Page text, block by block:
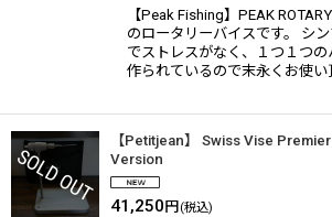
【Peak Fishing】PEAK
のロータリーバイスです。 シ
でストレスがなく、１つ１つ
作られているので末永くお使い
【Petitjean】 Swiss Vise
Version
41,250 円 (税込)